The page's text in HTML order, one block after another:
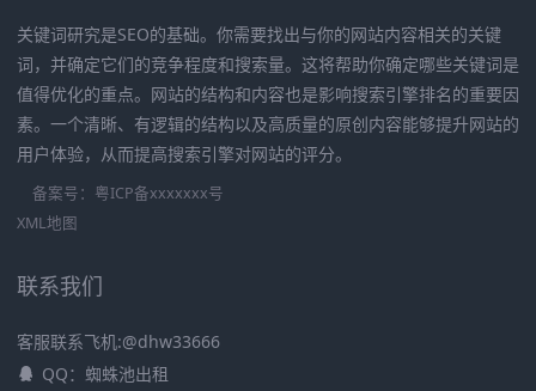
关键词研究是SEO的基础。你需要找出与你的网站内容相关的关键
词，并确定它们的竞争程度和搜索量。这将帮助你确定哪些关键词是
值得优化的重点。网站的结构和内容也是影响搜索引擎排名的重要因
素。一个清晰、有逻辑的结构以及高质量的原创内容能够提升网站的
用户体验，从而提高搜索引擎对网站的评分。
备案号： 粤ICP备xxxxxxx号
XML地图
联系我们
客服联系飞机:@dhw33666
QQ：蜘蛛池出租